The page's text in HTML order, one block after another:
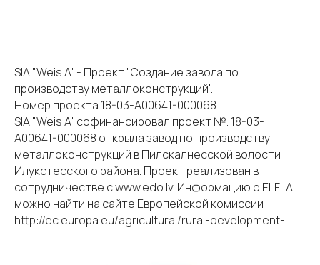
SIA "Weis A" - Проект "Создание завода по
производству металлоконструкций".
Номер проекта 18-03-А00641-000068.
SIA "Weis A" софинансировал проект №. 18-03-
A00641-000068 открыла завод по производству
металлоконструкций в Пилскалнесской волости
Илукстесского района. Проект реализован в
сотрудничестве с www.edo.lv. Информацию о ELFLA
можно найти на сайте Европейской комиссии
http://ec.europa.eu/agricultural/rural-development-...